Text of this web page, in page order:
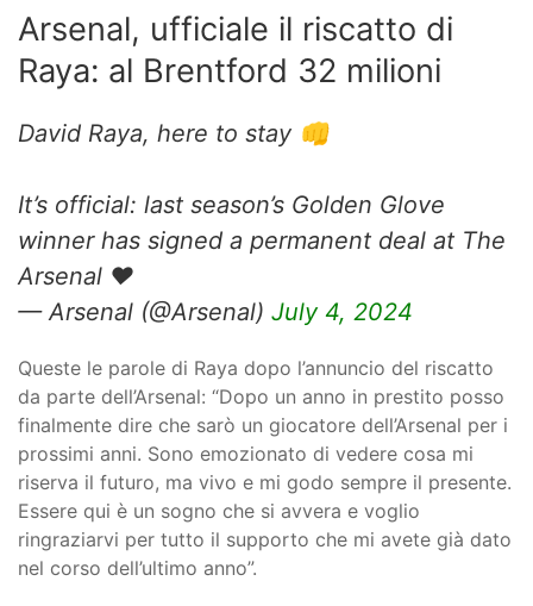
Arsenal, ufficiale il riscatto di
Raya: al Brentford 32 milioni
David Raya, here to stay 👊
It’s official: last season’s Golden Glove
winner has signed a permanent deal at The
Arsenal ❤️
— Arsenal (@Arsenal) July 4, 2024
Queste le parole di Raya dopo l’annuncio del riscatto
da parte dell’Arsenal: “Dopo un anno in prestito posso
finalmente dire che sarò un giocatore dell’Arsenal per i
prossimi anni. Sono emozionato di vedere cosa mi
riserva il futuro, ma vivo e mi godo sempre il presente.
Essere qui è un sogno che si avvera e voglio
ringraziarvi per tutto il supporto che mi avete già dato
nel corso dell’ultimo anno”.